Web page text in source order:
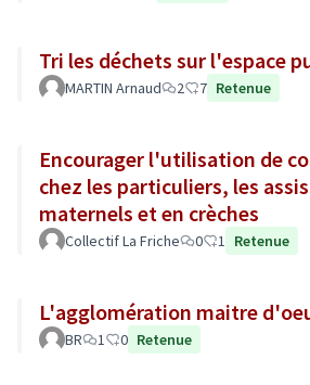
Tri les déchets sur l'espace
MARTIN Arnaud 2 7 Retenue
Encourager l'utilisation de
chez les particuliers, les
maternels et en crèches
Collectif La Friche 0 1 Retenue
L'agglomération maitre
BR 1 0 Retenue